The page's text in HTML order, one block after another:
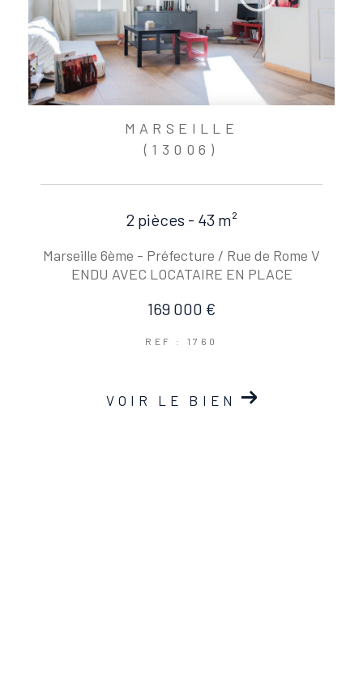
MARSEILLE
(13006)
2 pièces - 43 m²
Marseille 6ème - Préfecture / Rue de Rome V
ENDU AVEC LOCATAIRE EN PLACE
169 000 €
REF : 1760
VOIR LE BIEN